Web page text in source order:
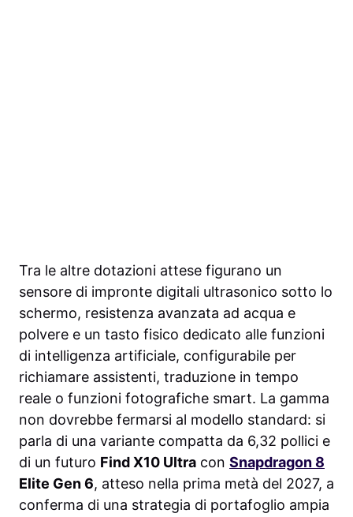
Tra le altre dotazioni attese figurano un
sensore di impronte digitali ultrasonico sotto lo
schermo, resistenza avanzata ad acqua e
polvere e un tasto fisico dedicato alle funzioni
di intelligenza artificiale, configurabile per
richiamare assistenti, traduzione in tempo
reale o funzioni fotografiche smart. La gamma
non dovrebbe fermarsi al modello standard: si
parla di una variante compatta da 6,32 pollici e
di un futuro Find X10 Ultra con Snapdragon 8
Elite Gen 6, atteso nella prima metà del 2027, a
conferma di una strategia di portafoglio ampia